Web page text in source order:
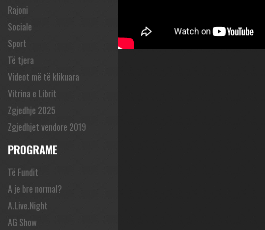
Rajoni
Sociale
Sport
Të tjera
Videot më të klikuara
Vitrina e Librit
Zgjedhje 2025
Zgjedhjet vendore 2019
PROGRAME
Të Fundit
A je bre normal?
A.Live.Night
AG Show